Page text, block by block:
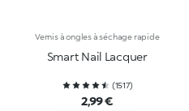
Vernis à ongles à séchage rapide
Smart Nail Lacquer
(1517)
2,99 €